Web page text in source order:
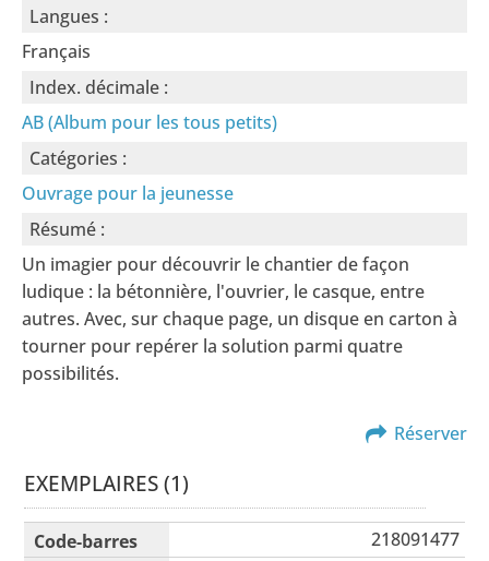
Langues :
Français
Index. décimale :
AB (Album pour les tous petits)
Catégories :
Ouvrage pour la jeunesse
Résumé :
Un imagier pour découvrir le chantier de façon
ludique : la bétonnière, l'ouvrier, le casque, entre
autres. Avec, sur chaque page, un disque en carton à
tourner pour repérer la solution parmi quatre
possibilités.
Réserver
EXEMPLAIRES (1)
Liste des exemplaires
218091477